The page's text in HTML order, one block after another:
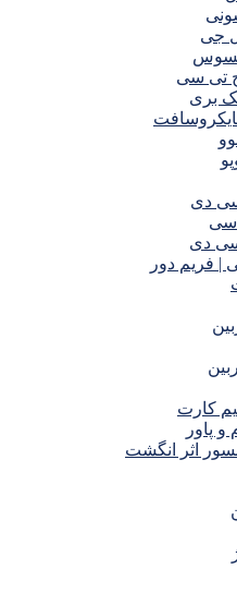
جی
تی سی
بری
دی
دی
| فریم دور
کارت
پاور
اثر انگشت